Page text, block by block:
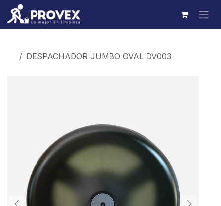
Ir al contenido
DESPACHADOR JUMBO OVAL DV003